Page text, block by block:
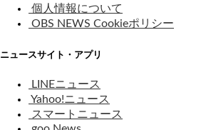
個人情報について
OBS NEWS Cookieポリシー
ニュースサイト・アプリ
LINEニュース
Yahoo!ニュース
スマートニュース